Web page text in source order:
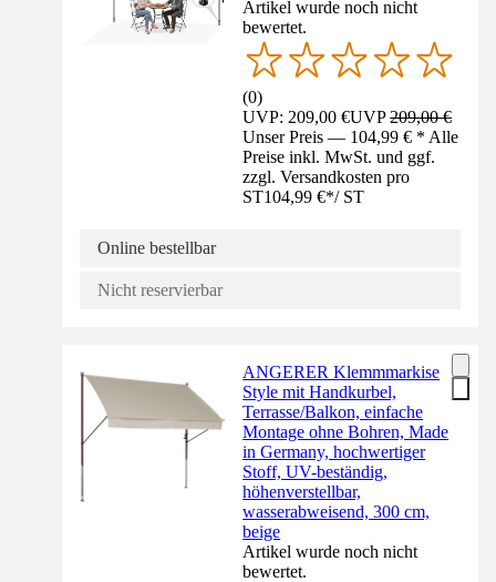
Artikel wurde noch nicht
bewertet.
(0)
UVP: 209,00 €UVP209,00 €
Unser Preis — 104,99 € * Alle
Preise inkl. MwSt. und ggf.
zzgl. Versandkosten pro
ST104,99 €*/ ST
Online bestellbar
Nicht reservierbar
ANGERER Klemmmarkise
Style mit Handkurbel,
Terrasse/Balkon, einfache
Montage ohne Bohren, Made
in Germany, hochwertiger
Stoff, UV-beständig,
höhenverstellbar,
wasserabweisend, 300 cm,
beige
Artikel wurde noch nicht
bewertet.